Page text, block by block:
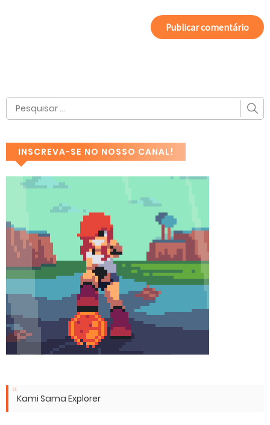
INSCREVA-SE NO NOSSO CANAL!
Kami Sama Explorer